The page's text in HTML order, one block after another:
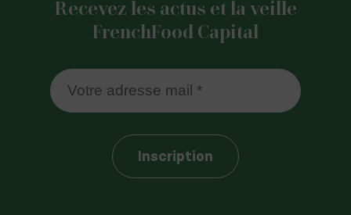
Recevez les actus et la veille
FrenchFood Capital
Inscription